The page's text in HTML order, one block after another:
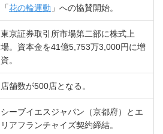
「花の輪運動 」への協賛開始。
東京証券取引所市場第二部に株式上
場。資本金を41億5,753万3,000円に増
資。
店舗数が500店となる。
シーブイエスジャパン（京都府）とエ
リアフランチャイズ契約締結。